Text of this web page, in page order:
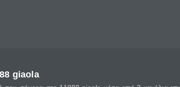
giaola